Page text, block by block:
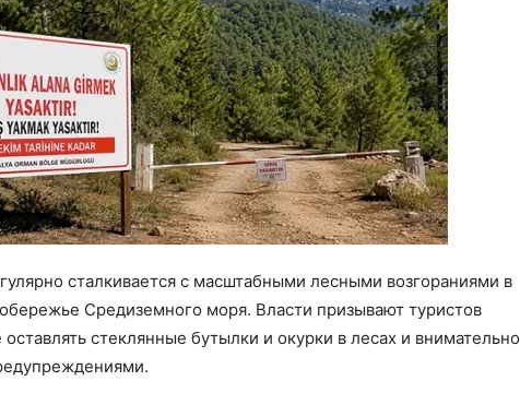
сталкивается с масштабными лесными возгораниями в
Средиземного моря. Власти призывают туристов
стеклянные бутылки и окурки в лесах и внимательно